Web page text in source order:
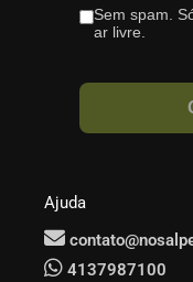
Ajuda
4137987100